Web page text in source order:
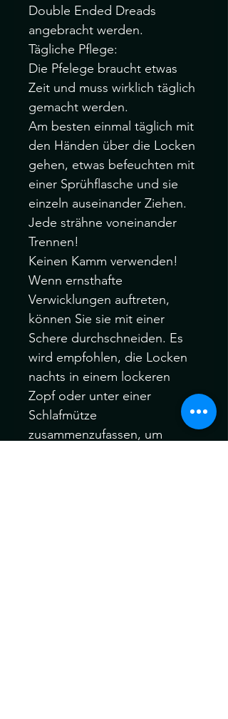
Double Ended Dreads
angebracht werden.
Tägliche Pflege:
Die Pfelege braucht etwas
Zeit und muss wirklich täglich
gemacht werden.
Am besten einmal täglich mit
den Händen über die Locken
gehen, etwas befeuchten mit
einer Sprühflasche und sie
einzeln auseinander Ziehen.
Jede strähne voneinander
Trennen!
Keinen Kamm verwenden!
Wenn ernsthafte
Verwicklungen auftreten,
können Sie sie mit einer
Schere durchschneiden. Es
wird empfohlen, die Locken
nachts in einem lockeren
Zopf oder unter einer
Schlafmütze
zusammenzufassen, um